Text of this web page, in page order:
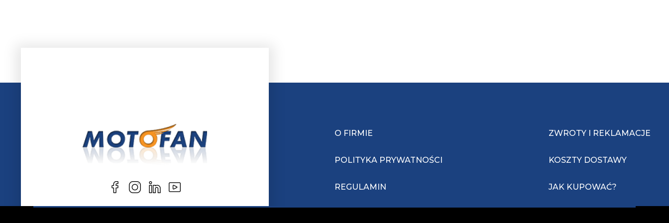
O FIRMIE
POLITYKA PRYWATNOŚCI
REGULAMIN
ZWROTY I REKLAMACJE
KOSZTY DOSTAWY
JAK KUPOWAĆ?